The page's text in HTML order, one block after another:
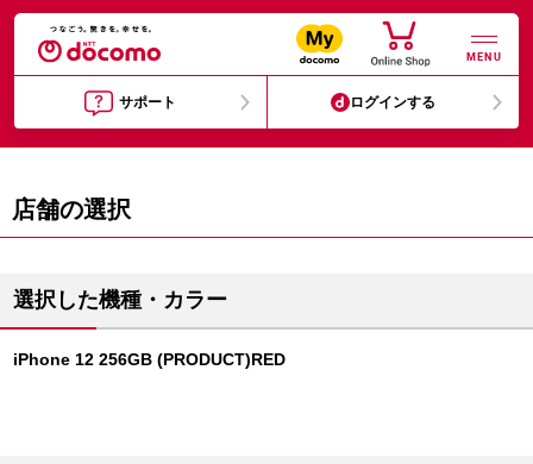
MENU
サポート ログインする
店舗の選択
選択した機種・カラー
iPhone 12 256GB (PRODUCT)RED